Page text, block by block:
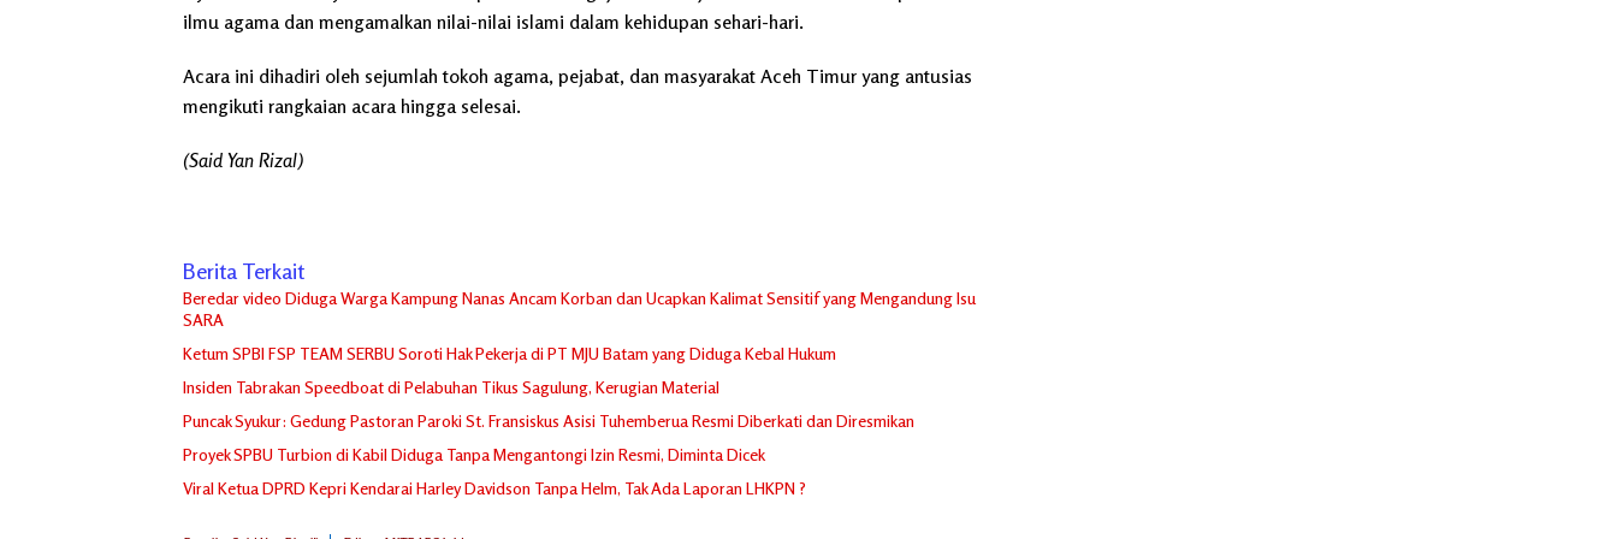
ilmu agama dan mengamalkan nilai-nilai islami dalam kehidupan sehari-hari.
Acara ini dihadiri oleh sejumlah tokoh agama, pejabat, dan masyarakat Aceh Timur yang antusias
mengikuti rangkaian acara hingga selesai.
(Said Yan Rizal)
Berita Terkait
Beredar video Diduga Warga Kampung Nanas Ancam Korban dan Ucapkan Kalimat Sensitif yang Mengandung Isu
SARA
Ketum SPBI FSP TEAM SERBU Soroti Hak Pekerja di PT MJU Batam yang Diduga Kebal Hukum
Insiden Tabrakan Speedboat di Pelabuhan Tikus Sagulung, Kerugian Material
Puncak Syukur: Gedung Pastoran Paroki St. Fransiskus Asisi Tuhemberua Resmi Diberkati dan Diresmikan
Proyek SPBU Turbion di Kabil Diduga Tanpa Mengantongi Izin Resmi, Diminta Dicek
Viral Ketua DPRD Kepri Kendarai Harley Davidson Tanpa Helm, Tak Ada Laporan LHKPN ?